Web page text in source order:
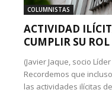
COLUMNISTAS
ACTIVIDAD
CUMPLIR SU ROL
(Javier Jaque, socio
Recordemos que
las actividades ilícitas